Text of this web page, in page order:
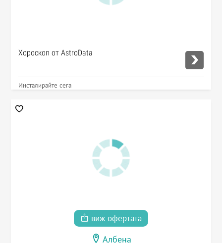
Хороскоп от AstroData
Инсталирайте сега
виж офертата
Албена